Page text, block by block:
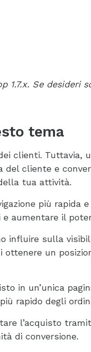
1.7.x. Se desideri
tema
clienti. Tuttavia,
del cliente e
tua attività.
più rapida
aumentare il
influire sulla
ottenere un
in un’unica
rapido degli
l’acquisto
di conversione.